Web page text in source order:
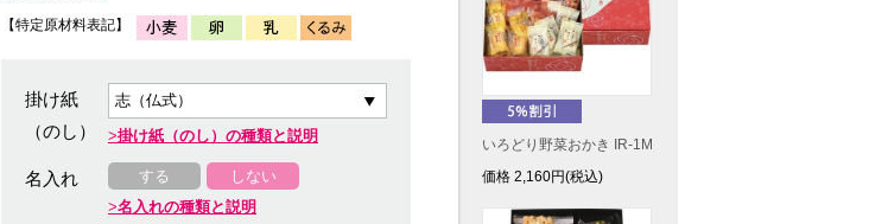
【特定原材料表記】
掛け紙
（のし）
掛け紙（のし）の種類と説明
名入れ する
しない
名入れの種類と説明
いろどり野菜おかき IR-1M
価格 2,160円(税込)